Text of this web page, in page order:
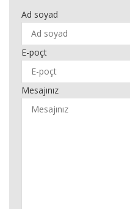
Ad soyad
E-poçt
Mesajınız